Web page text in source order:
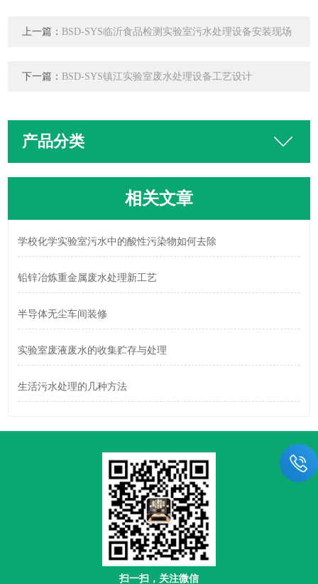
上一篇： BSD-SYS临沂食品检测实验室污水处理设备安装现场
下一篇： BSD-SYS镇江实验室废水处理设备工艺设计
产品分类
相关文章
学校化学实验室污水中的酸性污染物如何去除
铅锌冶炼重金属废水处理新工艺
半导体无尘车间装修
实验室废液废水的收集贮存与处理
生活污水处理的几种方法
扫一扫，关注微信